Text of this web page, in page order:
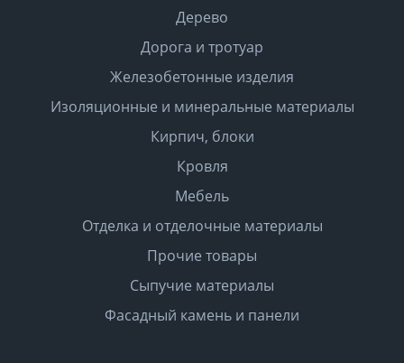
Дерево
Дорога и тротуар
Железобетонные изделия
Изоляционные и минеральные материалы
Кирпич, блоки
Кровля
Мебель
Отделка и отделочные материалы
Прочие товары
Сыпучие материалы
Фасадный камень и панели